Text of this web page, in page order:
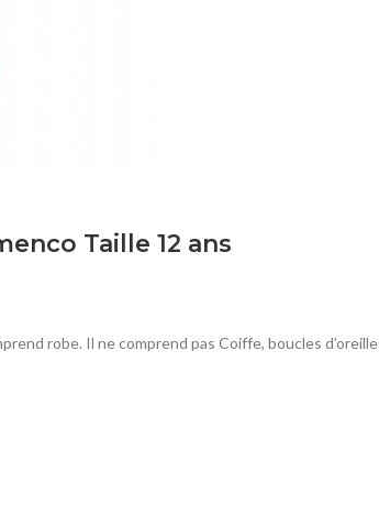
Taille 12 ans
robe. Il ne comprend pas Coiffe, boucles